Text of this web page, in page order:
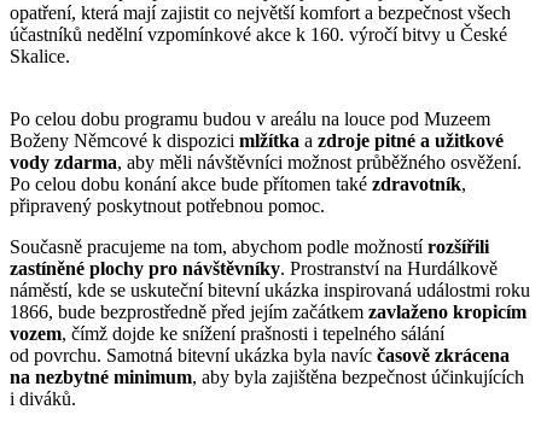
opatření, která mají zajistit co největší komfort a bezpečnost všech
účastníků nedělní vzpomínkové akce k 160. výročí bitvy u České
Skalice.
Po celou dobu programu budou v areálu na louce pod Muzeem
Boženy Němcové k dispozici mlžítka a zdroje pitné a užitkové
vody zdarma, aby měli návštěvníci možnost průběžného osvěžení.
Po celou dobu konání akce bude přítomen také zdravotník,
připravený poskytnout potřebnou pomoc.
Současně pracujeme na tom, abychom podle možnostírozšířili
zastíněné plochy pro návštěvníky. Prostranství na Hurdálkově
náměstí, kde se uskuteční bitevní ukázka inspirovaná událostmi roku
1866, bude bezprostředně před jejím začátkem zavlaženo kropicím
vozem, čímž dojde ke snížení prašnosti i tepelného sálání
od povrchu. Samotná bitevní ukázka byla navíc časově zkrácena
na nezbytné minimum, aby byla zajištěna bezpečnost účinkujících
i diváků.